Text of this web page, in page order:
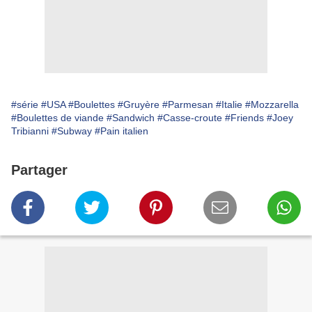
#série #USA #Boulettes #Gruyère #Parmesan #Italie #Mozzarella
#Boulettes de viande #Sandwich #Casse-croute #Friends #Joey
Tribianni #Subway #Pain italien
Partager